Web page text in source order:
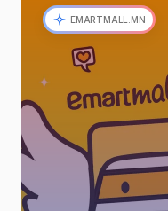
EMARTMALL.MN